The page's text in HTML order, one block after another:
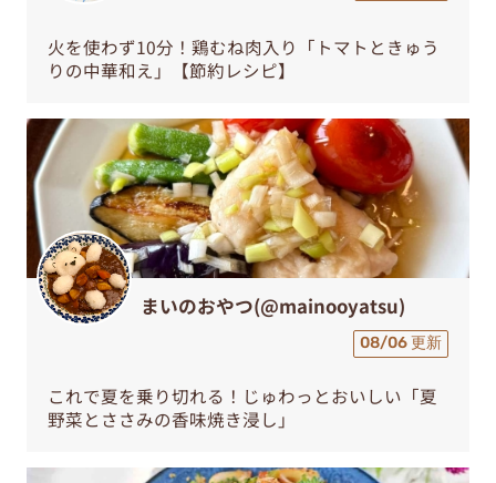
火を使わず10分！鶏むね肉入り「トマトときゅう
りの中華和え」【節約レシピ】
まいのおやつ(@mainooyatsu)
08/06 更新
これで夏を乗り切れる！じゅわっとおいしい「夏
野菜とささみの香味焼き浸し」